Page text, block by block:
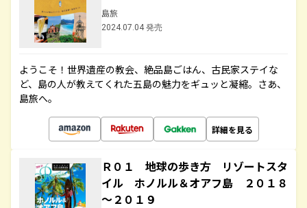
島旅
2024.07.04 発売
ようこそ！世界遺産の教会、絶品島ごはん、古民家ステイな
ど、島の人が教えてくれた五島の魅力をギュッと凝縮。さあ、
島旅へ。
詳細を見る
Ｒ０１ 地球の歩き方 リゾートスタ
イル ホノルル＆オアフ島 ２０１８
～２０１９